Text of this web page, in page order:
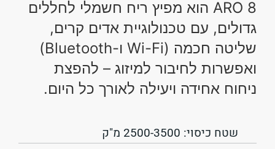
ARO 8 הוא מפיץ ריח חשמלי לחללים
גדולים, עם טכנולוגיית אדים קרים,
שליטה חכמה (Wi-Fi ו-Bluetooth)
ואפשרות לחיבור למיזוג – להפצת
ניחוח אחידה ויעילה לאורך כל היום.
שטח כיסוי: 2500-3500 מ"ק